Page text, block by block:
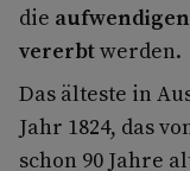
die
vererbtwerden.
Das älteste in
Jahr 1824, das
schon 90 Jahre